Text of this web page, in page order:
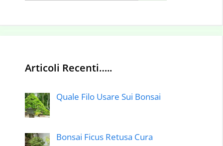
Articoli Recenti…..
Quale Filo Usare Sui Bonsai
Bonsai Ficus Retusa Cura